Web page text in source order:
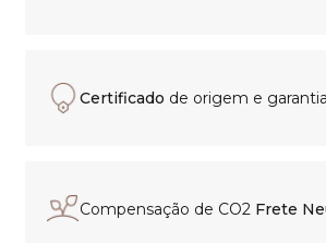
Certificado de origem e garantia
Compensação de CO2 Frete